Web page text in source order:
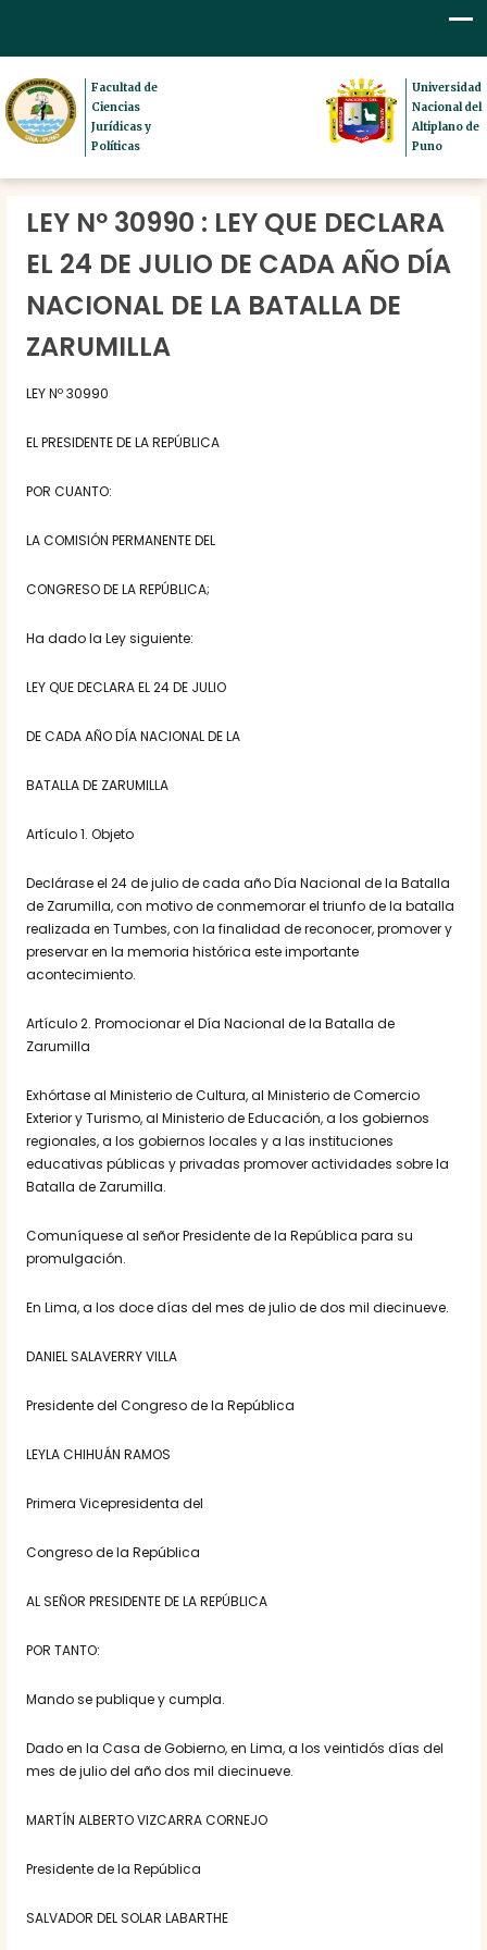
Facultad de
Ciencias
Jurídicas y
Políticas
Universidad
Nacional del
Altiplano de
Puno
LEY Nº 30990 : LEY QUE DECLARA
EL 24 DE JULIO DE CADA AÑO DÍA
NACIONAL DE LA BATALLA DE
ZARUMILLA
LEY Nº 30990
EL PRESIDENTE DE LA REPÚBLICA
POR CUANTO:
LA COMISIÓN PERMANENTE DEL
CONGRESO DE LA REPÚBLICA;
Ha dado la Ley siguiente:
LEY QUE DECLARA EL 24 DE JULIO
DE CADA AÑO DÍA NACIONAL DE LA
BATALLA DE ZARUMILLA
Artículo 1. Objeto
Declárase el 24 de julio de cada año Día Nacional de la Batalla
de Zarumilla, con motivo de conmemorar el triunfo de la batalla
realizada en Tumbes, con la finalidad de reconocer, promover y
preservar en la memoria histórica este importante
acontecimiento.
Artículo 2. Promocionar el Día Nacional de la Batalla de
Zarumilla
Exhórtase al Ministerio de Cultura, al Ministerio de Comercio
Exterior y Turismo, al Ministerio de Educación, a los gobiernos
regionales, a los gobiernos locales y a las instituciones
educativas públicas y privadas promover actividades sobre la
Batalla de Zarumilla.
Comuníquese al señor Presidente de la República para su
promulgación.
En Lima, a los doce días del mes de julio de dos mil diecinueve.
DANIEL SALAVERRY VILLA
Presidente del Congreso de la República
LEYLA CHIHUÁN RAMOS
Primera Vicepresidenta del
Congreso de la República
AL SEÑOR PRESIDENTE DE LA REPÚBLICA
POR TANTO:
Mando se publique y cumpla.
Dado en la Casa de Gobierno, en Lima, a los veintidós días del
mes de julio del año dos mil diecinueve.
MARTÍN ALBERTO VIZCARRA CORNEJO
Presidente de la República
SALVADOR DEL SOLAR LABARTHE